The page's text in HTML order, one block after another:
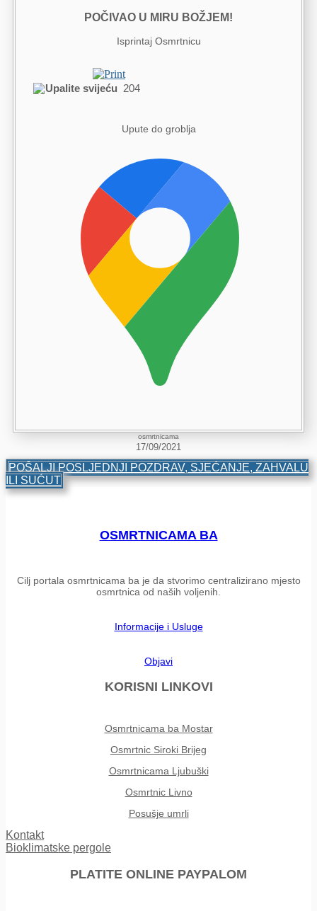
POČIVAO U MIRU BOŽJEM!
Isprintaj Osmrtnicu
Upalite svijeću 204
Upute do groblja
osmrtnicama
17/09/2021
POŠALJI POSLJEDNJI POZDRAV, SJEĆANJE, ZAHVALU
ILI SUĆUT
OSMRTNICAMA BA
Cilj portala osmrtnicama ba je da stvorimo centralizirano mjesto
osmrtnica od naših voljenih.
Informacije i Usluge
Objavi
KORISNI LINKOVI
Osmrtnicama ba Mostar
Osmrtnic Siroki Brijeg
Osmrtnicama Ljubuški
Osmrtnic Livno
Posušje umrli
Kontakt
Bioklimatske pergole
PLATITE ONLINE PAYPALOM